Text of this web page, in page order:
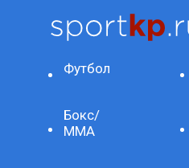
Футбол
Бокс/
ММА